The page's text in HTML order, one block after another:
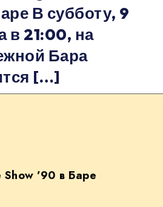
В субботу, 9
в 21:00, на
Бара
[…]
Show ’90 в Баре